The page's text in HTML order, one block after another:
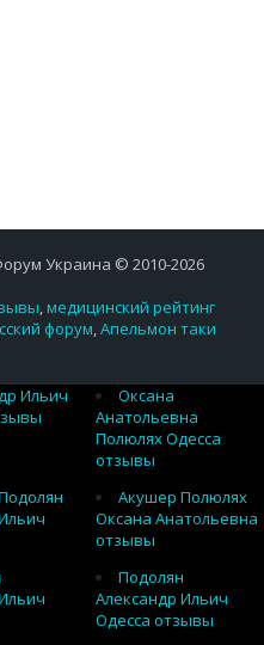
Украина © 2010-2026
,медицинский рейтинг
форум,Апельмон таки
Ильич
Оксана
Анатольевна
Полюлях Одесса
отзывы
Акушер Полюлях
Оксана Анатольевна
отзывы
Подолян
Александр Ильич
Одесса отзывы